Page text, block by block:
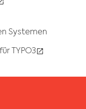
Systemen
TYPO3